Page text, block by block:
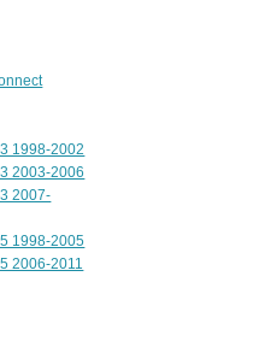
1998-2002
2003-2006
2007-
1998-2005
2006-2011